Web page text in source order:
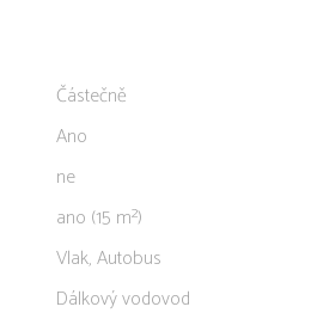
Částečně
Ano
ne
ano (15 m²)
Vlak, Autobus
Dálkový vodovod